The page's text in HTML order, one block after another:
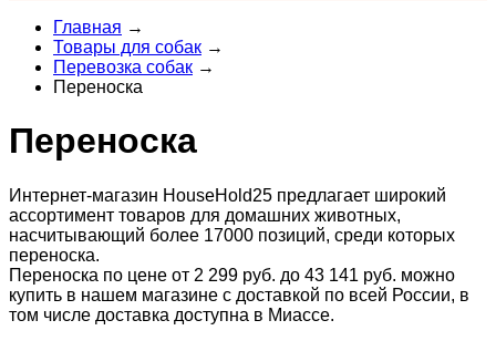
Главная →
Товары для собак →
Перевозка собак →
Переноска
Переноска
Интернет-магазин HouseHold25 предлагает широкий
ассортимент товаров для домашних животных,
насчитывающий более 17000 позиций, среди которых
переноска.
Переноска по цене от 2 299 руб. до 43 141 руб. можно
купить в нашем магазине с доставкой по всей России, в
том числе доставка доступна в Миассе.